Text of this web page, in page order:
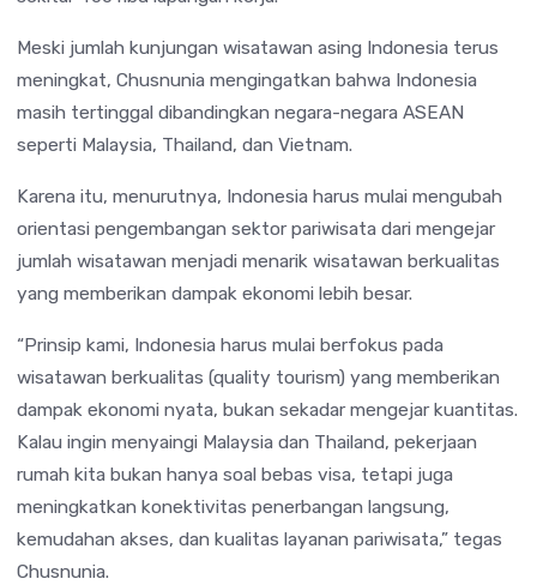
Meski jumlah kunjungan wisatawan asing Indonesia terus
meningkat, Chusnunia mengingatkan bahwa Indonesia
masih tertinggal dibandingkan negara-negara ASEAN
seperti Malaysia, Thailand, dan Vietnam.
Karena itu, menurutnya, Indonesia harus mulai mengubah
orientasi pengembangan sektor pariwisata dari mengejar
jumlah wisatawan menjadi menarik wisatawan berkualitas
yang memberikan dampak ekonomi lebih besar.
“Prinsip kami, Indonesia harus mulai berfokus pada
wisatawan berkualitas (quality tourism) yang memberikan
dampak ekonomi nyata, bukan sekadar mengejar kuantitas.
Kalau ingin menyaingi Malaysia dan Thailand, pekerjaan
rumah kita bukan hanya soal bebas visa, tetapi juga
meningkatkan konektivitas penerbangan langsung,
kemudahan akses, dan kualitas layanan pariwisata,” tegas
Chusnunia.